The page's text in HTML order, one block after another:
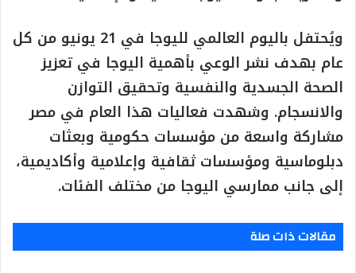
ويُحتفل باليوم العالمي لليوجا في 21 يونيو من كل
عام بهدف نشر الوعي بأهمية اليوجا في تعزيز
الصحة الجسدية والنفسية وتحقيق التوازن
والانسجام. وشهدت فعاليات هذا العام في مصر
مشاركة واسعة من مؤسسات حكومية وبعثات
دبلوماسية ومؤسسات ثقافية وإعلامية وأكاديمية،
إلى جانب ممارسي اليوجا من مختلف الفئات.
مقالات ذات صلة